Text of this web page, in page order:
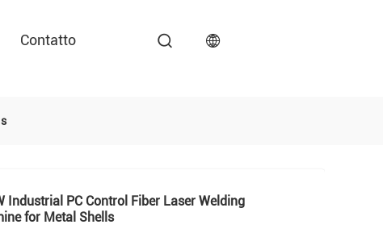
Contatto
Industrial PC Control Fiber Laser Welding
for Metal Shells